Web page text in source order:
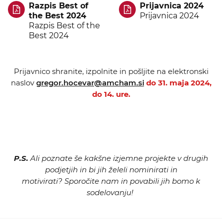
Razpis Best of
the Best 2024
Razpis Best of the
Best 2024
Prijavnica 2024
Prijavnica 2024
Prijavnico shranite, izpolnite in pošljite na elektronski
naslov gregor.hocevar@amcham.si do 31. maja 2024,
do 14. ure.
P.S. Ali poznate še kakšne izjemne projekte v drugih
podjetjih in bi jih želeli nominirati in
motivirati? Sporočite nam in povabili jih bomo k
sodelovanju!